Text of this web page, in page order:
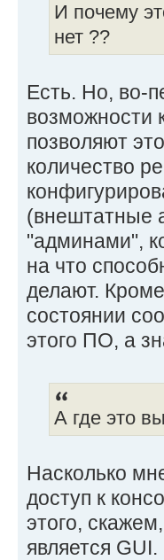
И почему
нет ??
Есть. Но, во-
возможности
позволяют
количество
(внештатные
"админами",
на что
делают.
состоянии
этого ПО, а
А где это
Насколько
доступ к
этого,
является GUI.